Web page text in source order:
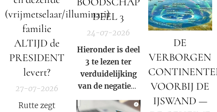
beslag genomen
door Donald
Trump op basis
van Executive
Order 13818.
(vrijmetselaar/illuminati)
familie
ALTIJD de
PRESIDENT
levert?
27-07-2026
Rutte zegt
DE
VERBORGEN
VOORBIJ DE
IJSWAND —
DEEL 3
24-07-2026
Hieronder is deel
3 te lezen ter
verduidelijking
van de negatieve
rol en